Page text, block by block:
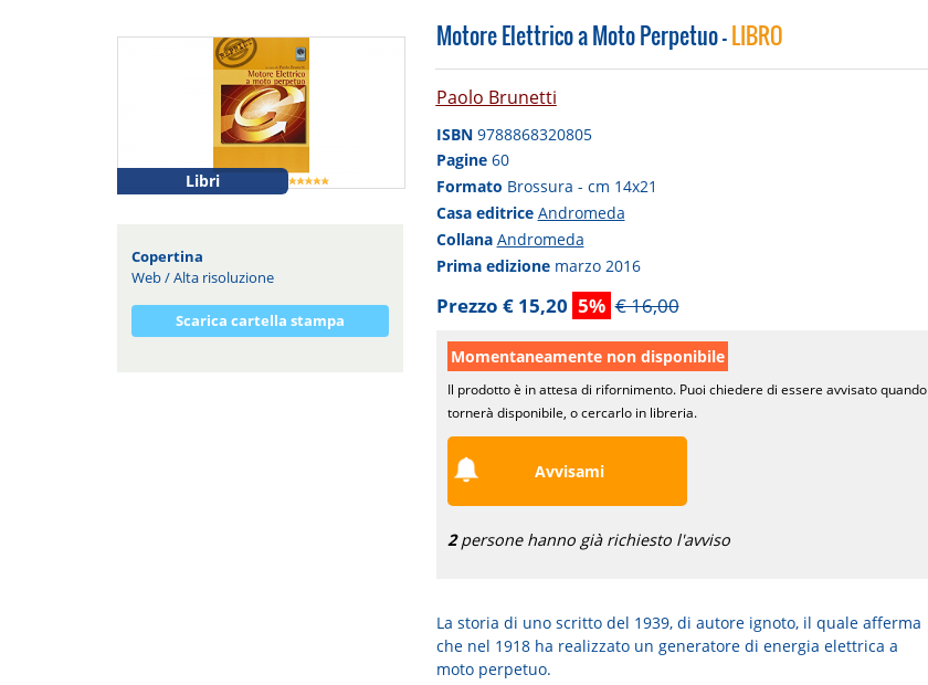
Libri
Copertina
Web/Alta risoluzione
Scarica cartella stampa
Motore Elettrico a Moto Perpetuo -LIBRO
Paolo Brunetti
ISBN 9788868320805
Pagine 60
Formato Brossura - cm 14x21
Casa editrice Andromeda
Collana Andromeda
Prima edizione marzo 2016
Prezzo € 15,20 5% € 16,00
Momentaneamente non disponibile
Il prodotto è in attesa di rifornimento. Puoi chiedere di essere avvisato quando
tornerà disponibile, o cercarlo in libreria.
Avvisami
2persone hanno già richiesto l'avviso
La storia di uno scritto del 1939, di autore ignoto, il quale afferma
che nel 1918 ha realizzato un generatore di energia elettrica a
moto perpetuo.